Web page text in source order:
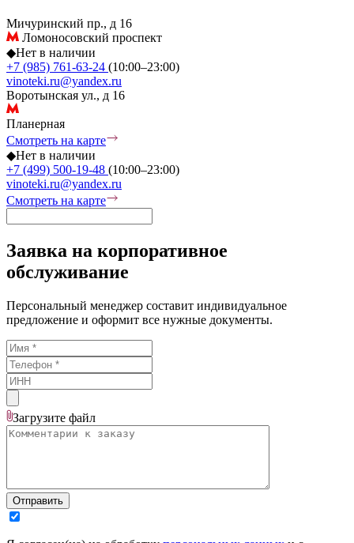
Мичуринский пр., д 16
Ломоносовский проспект
◆Нет в наличии
+7 (985) 761-63-24 (10:00–23:00)
vinoteki.ru@yandex.ru
Воротынская ул., д 16
Планерная
Смотреть на карте
◆Нет в наличии
+7 (499) 500-19-48 (10:00–23:00)
vinoteki.ru@yandex.ru
Смотреть на карте
Заявка на корпоративное
обслуживание
Персональный менеджер составит индивидуальное
предложение и оформит все нужные документы.
Загрузите файл
Отправить